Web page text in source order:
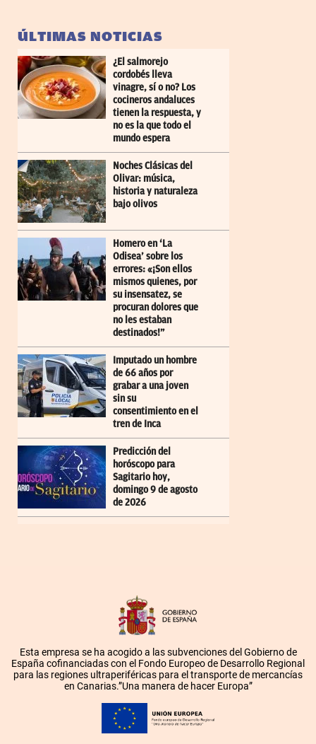
ÚLTIMAS NOTICIAS
¿El salmorejo
cordobés lleva
vinagre, sí o no? Los
cocineros andaluces
tienen la respuesta, y
no es la que todo el
mundo espera
Noches Clásicas del
Olivar: música,
historia y naturaleza
bajo olivos
Homero en ‘La
Odisea’ sobre los
errores: «¡Son ellos
mismos quienes, por
su insensatez, se
procuran dolores que
no les estaban
destinados!”
Imputado un hombre
de 66 años por
grabar a una joven
sin su
consentimiento en el
tren de Inca
Predicción del
horóscopo para
Sagitario hoy,
domingo 9 de agosto
de 2026
Esta empresa se ha acogido a las subvenciones del Gobierno de
España cofinanciadas con el Fondo Europeo de Desarrollo Regional
para las regiones ultraperiféricas para el transporte de mercancías
en Canarias.”Una manera de hacer Europa”